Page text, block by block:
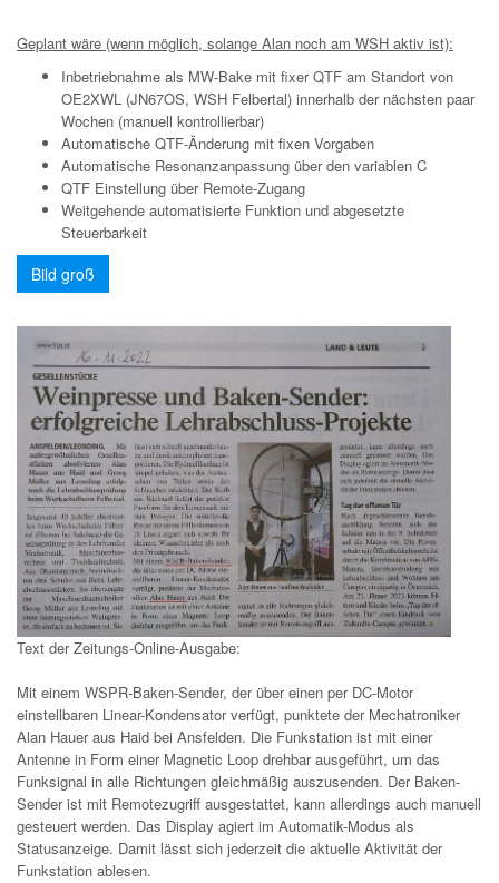
Geplant wäre (wenn möglich, solange Alan noch am WSH aktiv ist):
Inbetriebnahme als MW-Bake mit fixer QTF am Standort von
OE2XWL (JN67OS, WSH Felbertal) innerhalb der nächsten paar
Wochen (manuell kontrollierbar)
Automatische QTF-Änderung mit fixen Vorgaben
Automatische Resonanzanpassung über den variablen C
QTF Einstellung über Remote-Zugang
Weitgehende automatisierte Funktion und abgesetzte
Steuerbarkeit
Bild groß
Text der Zeitungs-Online-Ausgabe:
Mit einem WSPR-Baken-Sender, der über einen per DC-Motor
einstellbaren Linear-Kondensator verfügt, punktete der Mechatroniker
Alan Hauer aus Haid bei Ansfelden. Die Funkstation ist mit einer
Antenne in Form einer Magnetic Loop drehbar ausgeführt, um das
Funksignal in alle Richtungen gleichmäßig auszusenden. Der Baken-
Sender ist mit Remotezugriff ausgestattet, kann allerdings auch manuell
gesteuert werden. Das Display agiert im Automatik-Modus als
Statusanzeige. Damit lässt sich jederzeit die aktuelle Aktivität der
Funkstation ablesen.